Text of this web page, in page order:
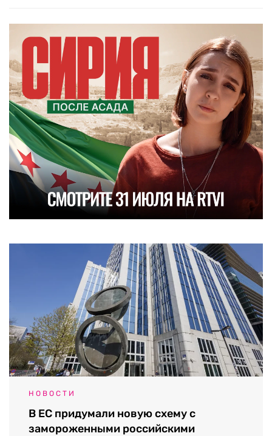
НОВОСТИ
В ЕС придумали новую схему с
замороженными российскими